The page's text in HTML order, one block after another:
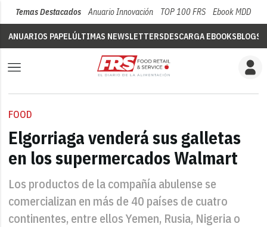
Temas Destacados Anuario Innovación TOP 100 FRS Ebook MDD
ANUARIOS PAPELÚLTIMAS NEWSLETTERSDESCARGA EBOOKSBLOGS
FOOD
Elgorriaga venderá sus galletas
en los supermercados Walmart
Los productos de la compañía abulense se
comercializan en más de 40 países de cuatro
continentes, entre ellos Yemen, Rusia, Nigeria o